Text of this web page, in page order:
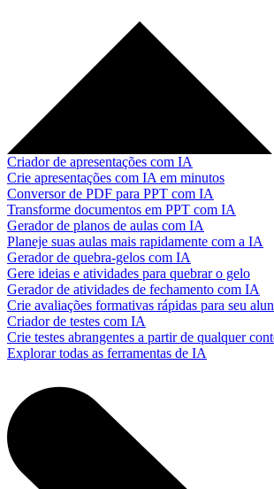
Criador de apresentações com IA
Crie apresentações com IA em minutos
Conversor de PDF para PPT com IA
Transforme documentos em PPT com IA
Gerador de planos de aulas com IA
Planeje suas aulas mais rapidamente com a IA
Gerador de quebra-gelos com IA
Gere ideias e atividades para quebrar o gelo
Gerador de atividades de fechamento com IA
Crie avaliações formativas rápidas para seu
Criador de testes com IA
Crie testes abrangentes a partir de qualquer
Explorar todas as ferramentas de IA